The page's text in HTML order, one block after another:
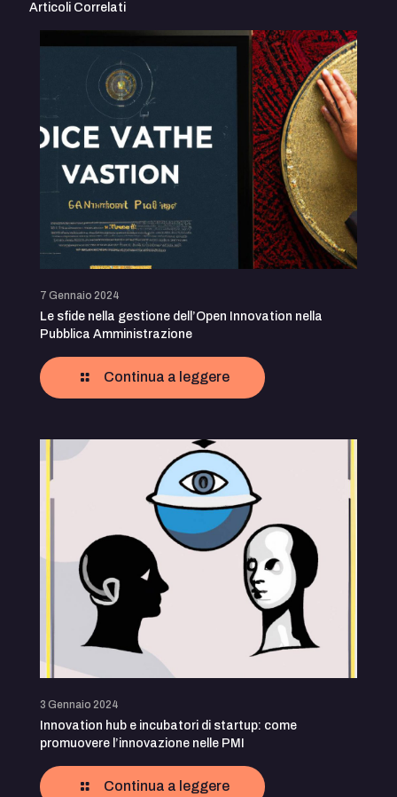
Articoli Correlati
7 Gennaio 2024
Le sfide nella gestione dell’Open Innovation nella
Pubblica Amministrazione
Continua a leggere
3 Gennaio 2024
Innovation hub e incubatori di startup: come
promuovere l’innovazione nelle PMI
Continua a leggere